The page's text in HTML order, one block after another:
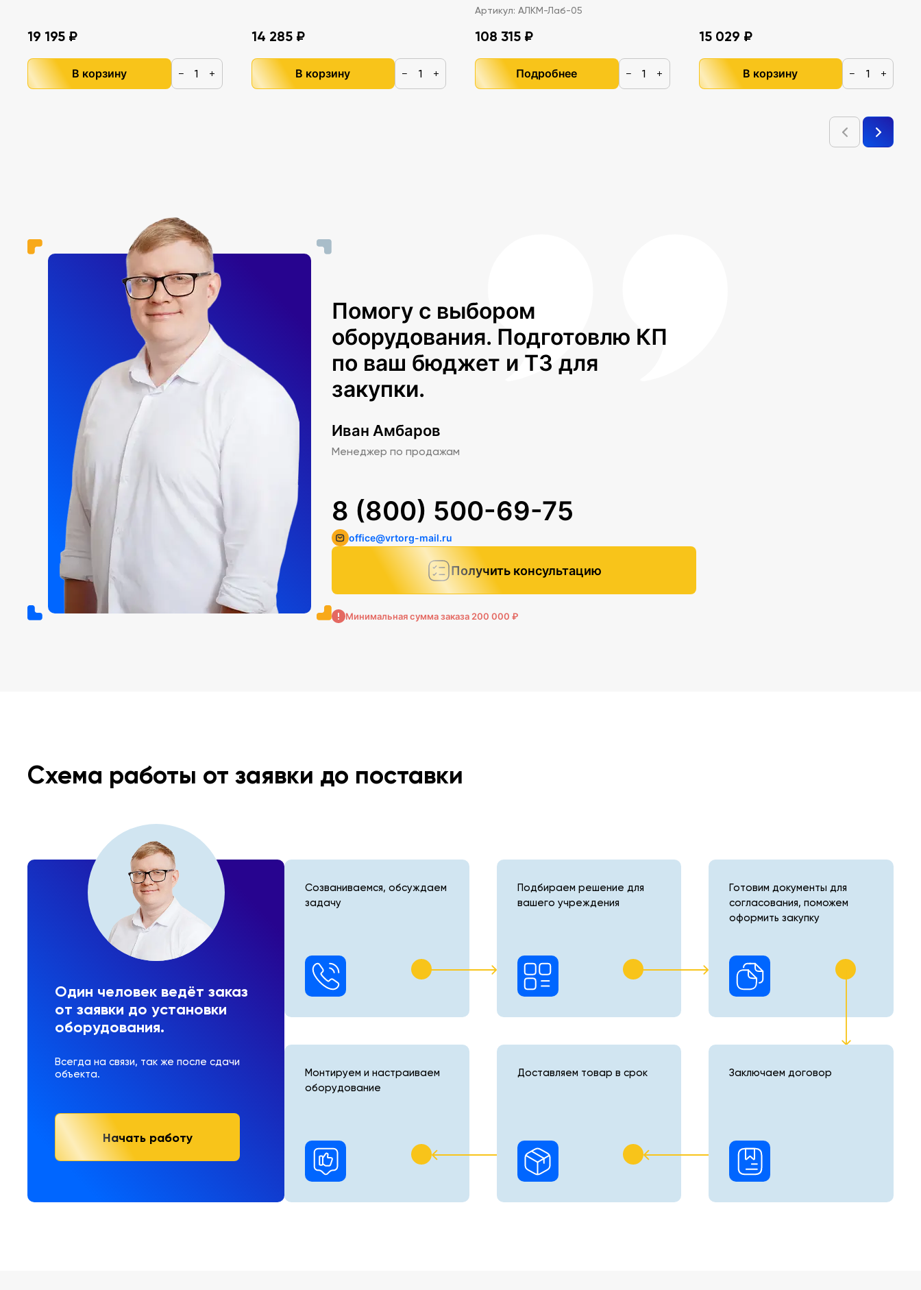
19 195 ₽
В корзину − +
14 285 ₽
В корзину − +
Артикул: АЛКМ-Лаб-05
108 315 ₽
Подробнее − +
15 029 ₽
В корзину − +
Помогу с выбором
оборудования. Подготовлю КП
по ваш бюджет и ТЗ для
закупки.
Иван Амбаров
Менеджер по продажам
Получить консультацию
8 (800) 500-69-75
office@vrtorg-mail.ru
Минимальная сумма заказа 200 000 ₽
Схема работы от заявки до поставки
Один человек ведёт заказ
от заявки до установки
оборудования.
Всегда на связи, так же после сдачи
объекта.
Начать работу
Созваниваемся, обсуждаем
задачу
Подбираем решение для
вашего учреждения
Готовим документы для
согласования, поможем
оформить закупку
Монтируем и настраиваем
оборудование
Доставляем товар в срок Заключаем договор